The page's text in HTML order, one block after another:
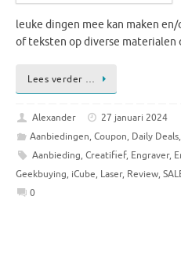
leuke dingen mee kan maken en/
of teksten op diverse
Lees verder …
Alexander
27 januari 2024
Aanbiedingen, Coupon, Daily Deals,
Aanbieding, Creatifief, Engraver,
Geekbuying, iCube, Laser, Review,
0